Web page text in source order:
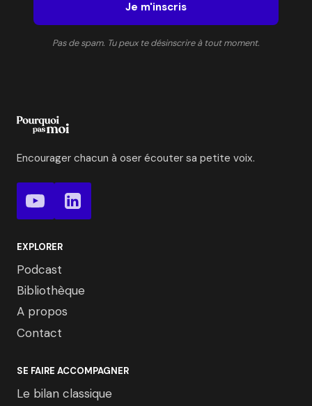
Je m'inscris
Pas de spam. Tu peux te désinscrire à tout moment.
Encourager chacun à oser écouter sa petite voix.
EXPLORER
Podcast
Bibliothèque
A propos
Contact
SE FAIRE ACCOMPAGNER
Le bilan classique